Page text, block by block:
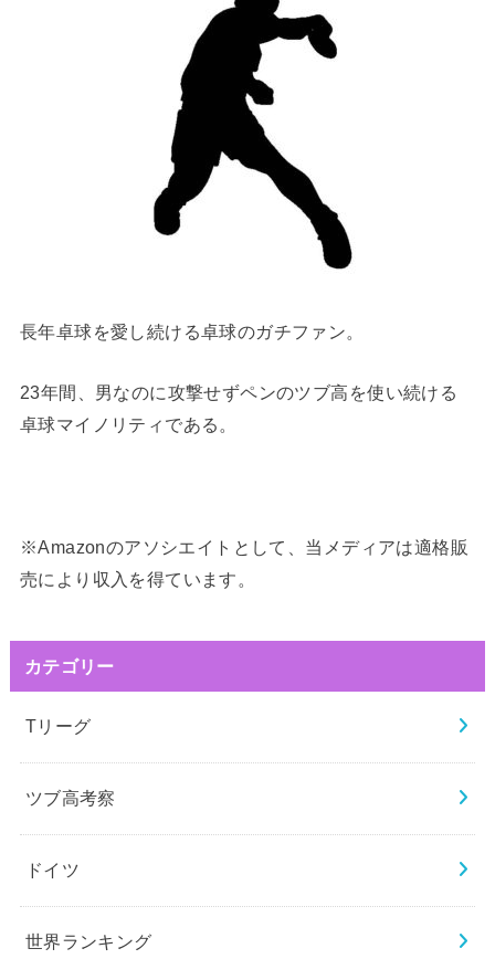
長年卓球を愛し続ける卓球のガチファン。
23年間、男なのに攻撃せずペンのツブ高を使い続ける
卓球マイノリティである。
※Amazonのアソシエイトとして、当メディアは適格販
売により収入を得ています。
カテゴリー
Tリーグ
ツブ高考察
ドイツ
世界ランキング